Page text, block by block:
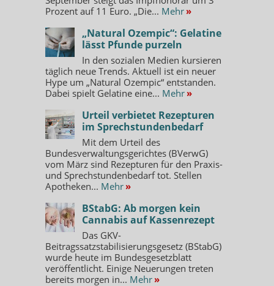
Prozent auf 11 Euro. „Die... Mehr »
„Natural Ozempic“: Gelatine
lässt Pfunde purzeln
In den sozialen Medien kursieren
täglich neue Trends. Aktuell ist ein neuer
Hype um „Natural Ozempic“ entstanden.
Dabei spielt Gelatine eine... Mehr »
Urteil verbietet Rezepturen
im Sprechstundenbedarf
Mit dem Urteil des
Bundesverwaltungsgerichtes (BVerwG)
vom März sind Rezepturen für den Praxis-
und Sprechstundenbedarf tot. Stellen
Apotheken... Mehr »
BStabG: Ab morgen kein
Cannabis auf Kassenrezept
Das GKV-
Beitragssatzstabilisierungsgesetz (BStabG)
wurde heute im Bundesgesetzblatt
veröffentlicht. Einige Neuerungen treten
bereits morgen in... Mehr »